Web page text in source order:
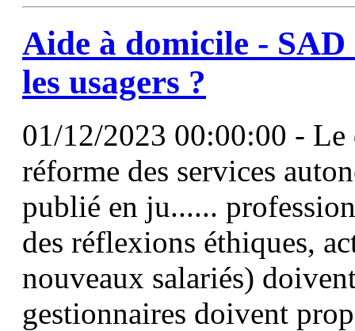
Aide à domicile -
les usagers ?
01/12/2023 00:00:00 -
réforme des services
publié en ju......
des réflexions éthiques,
nouveaux salariés)
gestionnaires doivent